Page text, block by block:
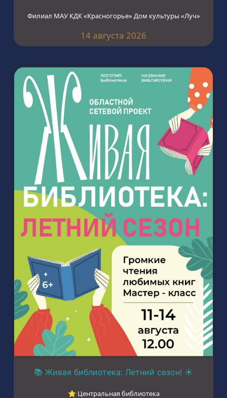
Филиал МАУ КДК «Красногорье» Дом культуры «Луч»
14 августа 2026
📚 Живая библиотека: Летний сезон! ☀️
⭐︎ Центральная библиотека